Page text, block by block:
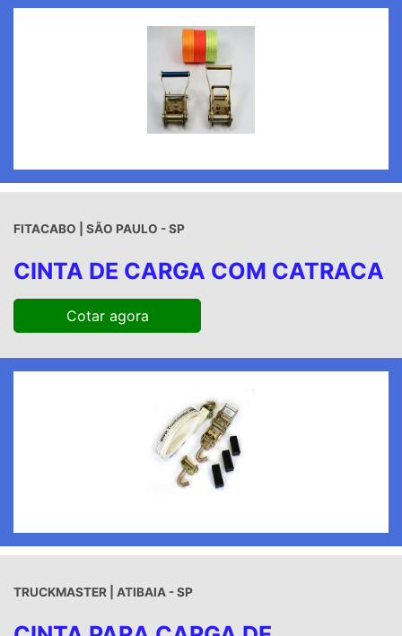
FITACABO | SÃO PAULO - SP
CINTA DE CARGA COM CATRACA
Cotar agora
TRUCKMASTER | ATIBAIA - SP